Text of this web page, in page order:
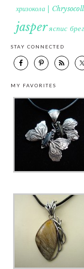
хризокола |
jasperяспис
STAY CONNECTED
MY FAVORITES